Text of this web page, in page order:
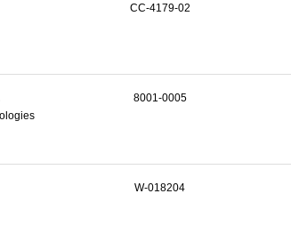
CC-4179-02
8001-0005
W-018204